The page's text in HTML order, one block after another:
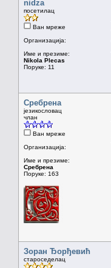
nidza
посетилац
Ван мреже
Организација:
Име и презиме:
Nikola Plecas
Поруке: 11
Сребрена
језикословац
члан
Ван мреже
Организација:
Име и презиме:
Сребрена
Поруке: 163
Зоран Ђорђевић
староседелац